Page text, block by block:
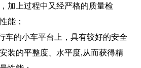
加上过程中又经严格的质量检
能；
车的小车平台上，具有较好的安全
装的平整度、水平度,从而获得精